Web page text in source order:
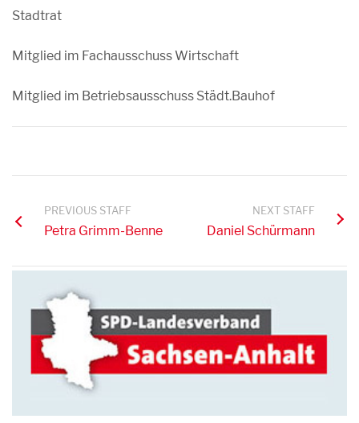
Stadtrat
Mitglied im Fachausschuss Wirtschaft
Mitglied im Betriebsausschuss Städt.Bauhof
PREVIOUS STAFF
Petra Grimm-Benne
NEXT STAFF
Daniel Schürmann